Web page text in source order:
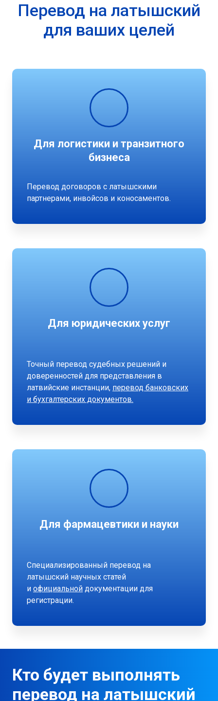
Перевод на латышский
для ваших целей
Для логистики и транзитного
бизнеса
Перевод договоров с латышскими
партнерами, инвойсов и коносаментов.
Для юридических услуг
Точный перевод судебных решений и
доверенностей для представления в
латвийские инстанции, перевод банковских
и бухгалтерских документов.
Для фармацевтики и науки
Специализированный перевод на
латышский научных статей
и официальной документации для
регистрации.
Кто будет выполнять
перевод на латышский